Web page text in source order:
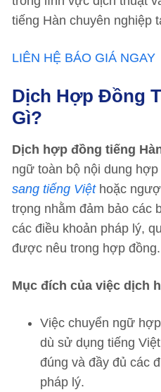
tiếng Hàn chuyên nghiệp
LIÊN HỆ BÁO GIÁ NGAY
Dịch Hợp Đồng
Gì?
Dịch hợp đồng tiếng
ngữ toàn bộ nội dung hợp
sang tiếng Việthoặc
trọng nhằm đảm bảo các
các điều khoản pháp lý,
được nêu trong hợp đồng.
Mục đích của việc dịch
Việc chuyển ngữ
dù sử dụng tiếng
đúng và đầy đủ các
pháp lý.